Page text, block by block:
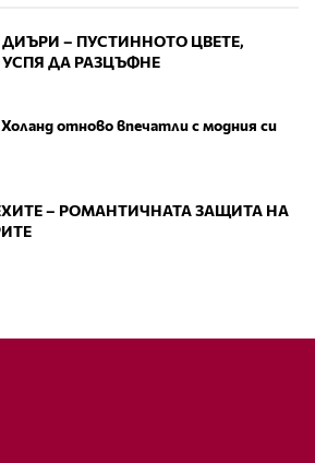
– ПУСТИННОТО ЦВЕТЕ,
УСПЯ ДА РАЗЦЪФНЕ
отново впечатли с модния си
– РОМАНТИЧНАТА ЗАЩИТА НА